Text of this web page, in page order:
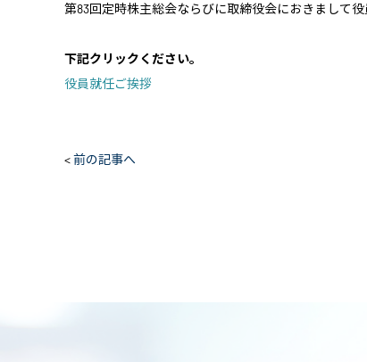
第83回定時株主総会ならびに取締役会におきまして
下記クリックください。
役員就任ご挨拶
<前の記事へ